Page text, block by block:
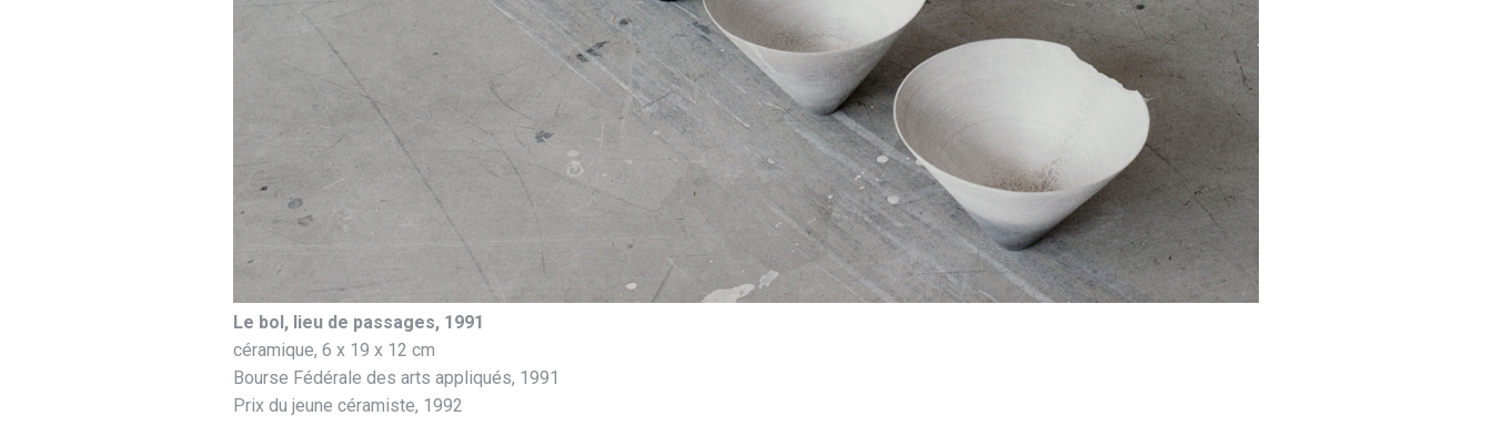
Le bol, lieu de passages, 1991
céramique, 6 x 19 x 12 cm
Bourse Fédérale des arts appliqués, 1991
Prix du jeune céramiste, 1992